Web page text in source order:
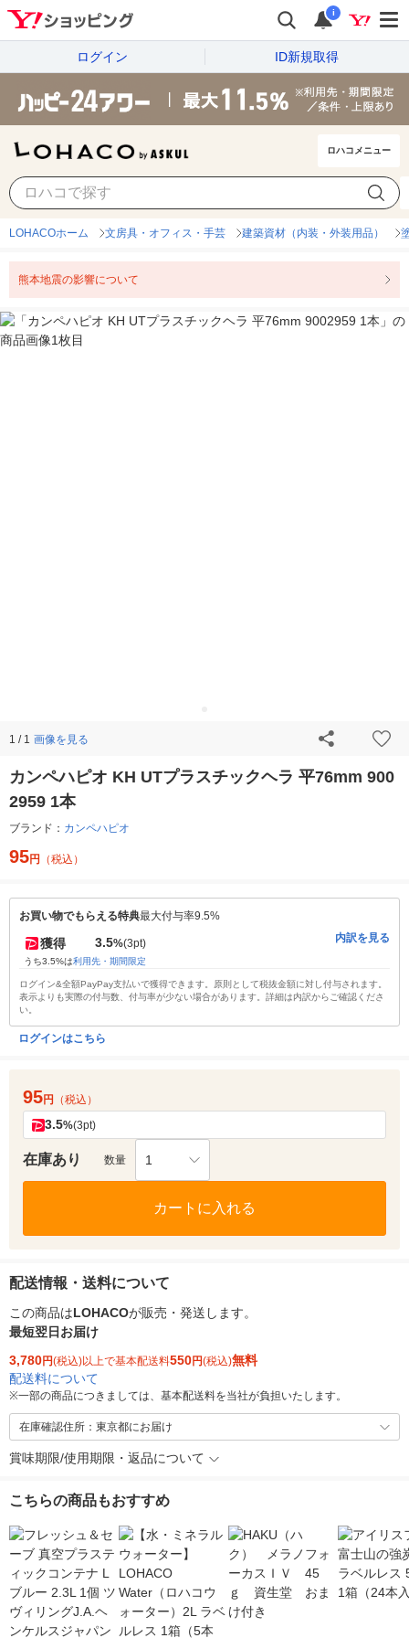
i
ログイン ID新規取得
ロハコメニュー
LOHACOホーム 文房具・オフィス・手芸 建築資材（内装・外装用品）
熊本地震の影響について
1 / 1 画像を見る
カンペハピオ KH UTプラスチックヘラ 平76mm 900
2959 1本
ブランド： カンペハピオ
95円 （税込）
お買い物でもらえる特典最大付与率9.5%
獲得 3.5%(3pt)
うち3.5%は利用先・期間限定
内訳を見る
ログイン&全額PayPay支払いで獲得できます。原則として税抜金額に対し付与されます。
表示よりも実際の付与数、付与率が少ない場合があります。詳細は内訳からご確認くださ
い。
ログインはこちら
95円 （税込）
3.5%(3pt)
在庫あり 数量 1
カートに入れる
配送情報・送料について
この商品はLOHACOが販売・発送します。
最短翌日お届け
3,780円(税込)以上で基本配送料550円(税込)無料
配送料について
※一部の商品につきましては、基本配送料を当社が負担いたします。
在庫確認住所：東京都にお届け
賞味期限/使用期限・返品について
こちらの商品もおすすめ